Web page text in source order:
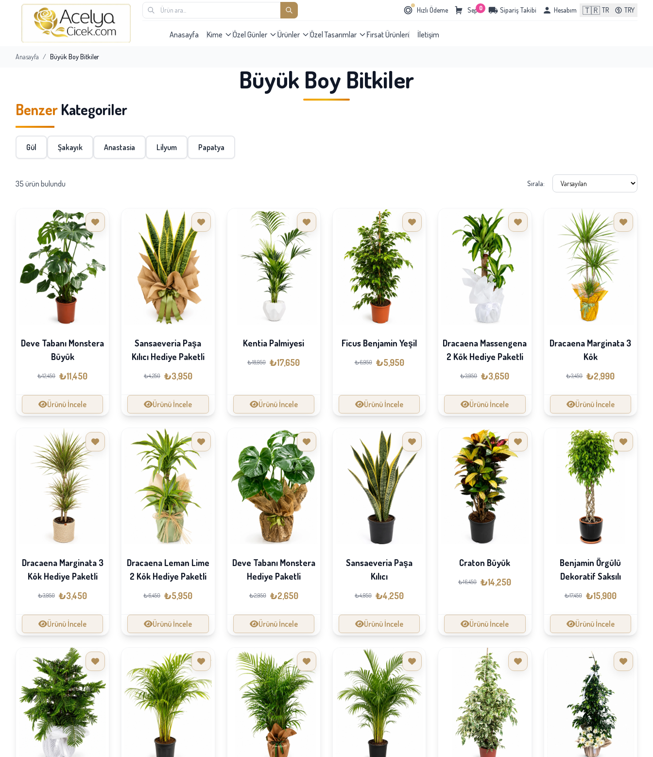
Hızlı Ödeme Sepet
0 Sipariş Takibi Hesabım 🇹🇷 TR TRY
Anasayfa Kime Özel Günler Ürünler Özel Tasarımlar Fırsat Ürünleri İletişim
Anasayfa / Büyük Boy Bitkiler
Büyük Boy Bitkiler
Benzer Kategoriler
Gül Şakayık Anastasia Lilyum Papatya
35 ürün bulundu Sırala:
Deve Tabanı Monstera
Büyük
₺12,450 ₺11,450
Ürünü İncele
Sansaeveria Paşa
Kılıcı Hediye Paketli
₺4,250 ₺3,950
Ürünü İncele
Kentia Palmiyesi
₺18,950 ₺17,650
Ürünü İncele
Ficus Benjamin Yeşil
₺6,950 ₺5,950
Ürünü İncele
Dracaena Massengena
2 Kök Hediye Paketli
₺3,950 ₺3,650
Ürünü İncele
Dracaena Marginata 3
Kök
₺3,450 ₺2,990
Ürünü İncele
Dracaena Marginata 3
Kök Hediye Paketli
₺3,950 ₺3,450
Ürünü İncele
Dracaena Leman Lime
2 Kök Hediye Paketli
₺6,450 ₺5,950
Ürünü İncele
Deve Tabanı Monstera
Hediye Paketli
₺2,950 ₺2,650
Ürünü İncele
Sansaeveria Paşa
Kılıcı
₺4,950 ₺4,250
Ürünü İncele
Craton Büyük
₺16,450 ₺14,250
Ürünü İncele
Benjamin Örgülü
Dekoratif Saksılı
₺17,450 ₺15,900
Ürünü İncele